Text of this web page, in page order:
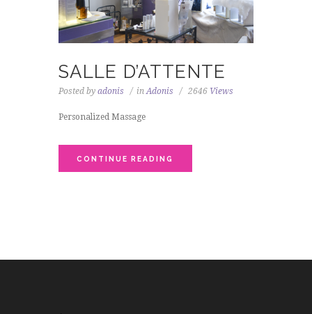
SALLE D’ATTENTE
Posted by adonis inAdonis 2646 Views
Personalized Massage
CONTINUE READING